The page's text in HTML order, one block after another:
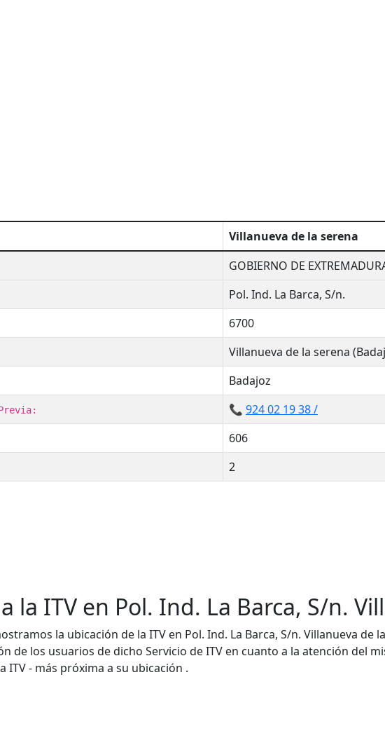
Villanueva de la serena
GOBIERNO DE
Pol. Ind. La Barca, S/n.
6700
Villanueva de la serena
Badajoz
📞 924 02 19 38 /
606
2
la ITV en Pol. Ind. La Barca, S/n.
la ubicación de la ITV en Pol. Ind. La Barca, S/n. Villanueva de
de los usuarios de dicho Servicio de ITV en cuanto a la atención del
ITV - más próxima a su ubicación .